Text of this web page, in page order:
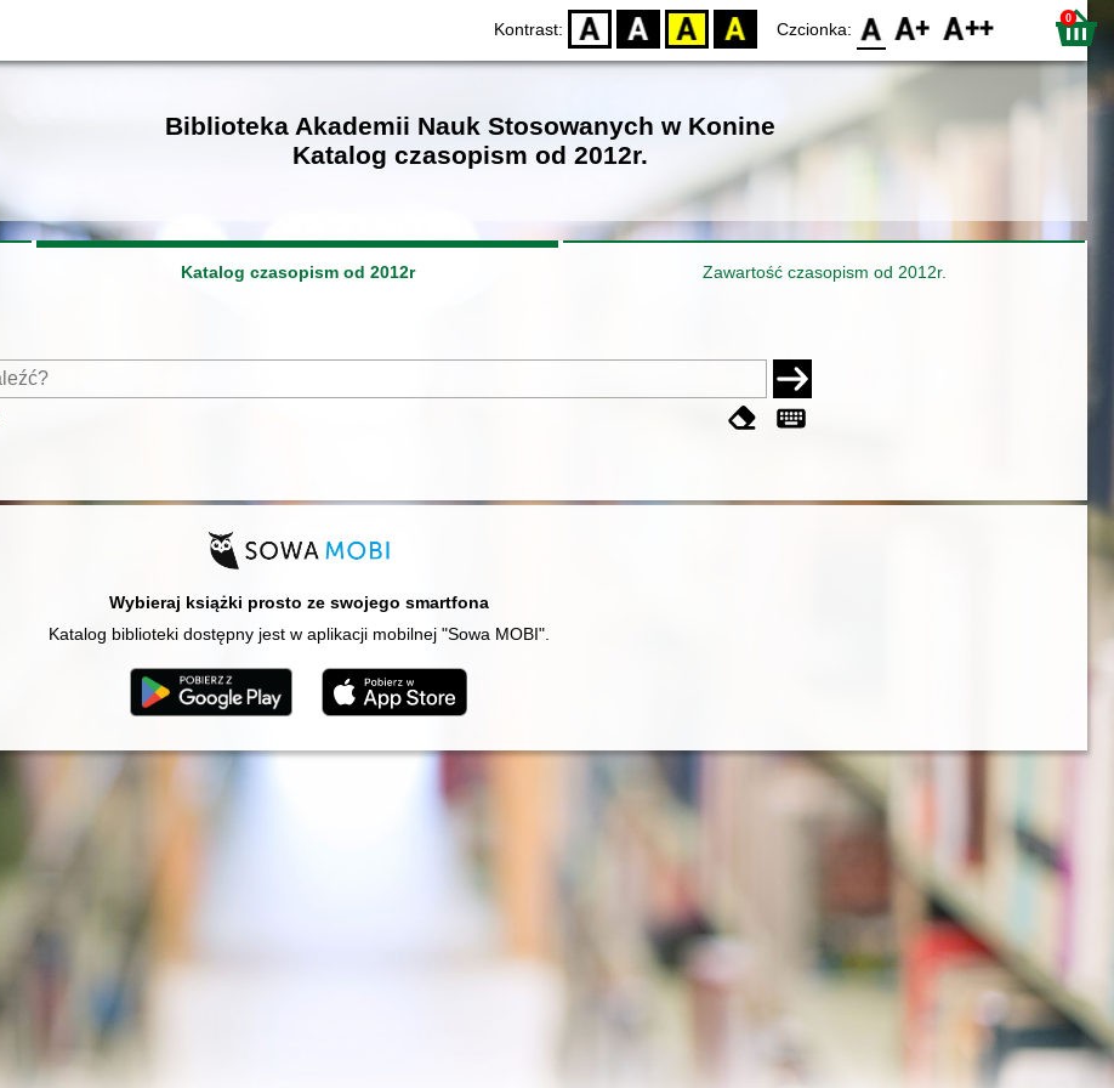
Kontrast: D BW YB BY Czcionka: F0 F1 F2 0
Biblioteka Akademii Nauk Stosowanych w Konine
Katalog czasopism od 2012r.
Katalog czasopism od 2012r Zawartość czasopism od 2012r.
Wybieraj książki prosto ze swojego smartfona
Katalog biblioteki dostępny jest w aplikacji mobilnej "Sowa MOBI".